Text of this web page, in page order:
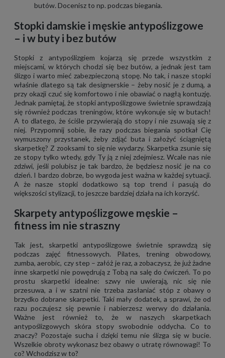
butów. Docenisz to np. podczas biegania.
Stopki damskie i męskie antypoślizgowe
– i w buty i bez butów
Stopki z antypoślizgiem kojarzą się przede wszystkim z
miejscami, w których chodzi się bez butów, a jednak jest tam
ślizgo i warto mieć zabezpieczoną stopę. No tak, i nasze stopki
właśnie dlatego są tak designerskie – żeby nosić je z dumą, a
przy okazji czuć się komfortowo i nie obawiać o nagłą kontuzję.
Jednak pamiętaj, że stopki antypoślizgowe świetnie sprawdzają
się również podczas treningów, które wykonuje się w butach!
A to dlatego, że ściśle przywierają do stopy i nie zsuwają się z
niej. Przypomnij sobie, ile razy podczas biegania spotkał Cię
wymuszony przystanek, żeby zdjąć buta i założyć ściągniętą
skarpetkę? Z zooksami to się nie wydarzy. Skarpetka zsunie się
ze stopy tylko wtedy, gdy Ty ją z niej zdejmiesz. Wcale nas nie
zdziwi, jeśli polubisz je tak bardzo, że będziesz nosić je na co
dzień. I bardzo dobrze, bo wygoda jest ważna w każdej sytuacji.
A że nasze stopki dodatkowo są top trend i pasują do
większości stylizacji, to jeszcze bardziej działa na ich korzyść.
Skarpety antypoślizgowe męskie –
fitness im nie straszny
Tak jest, skarpetki antypoślizgowe świetnie sprawdzą się
podczas zajęć fitnessowych. Pilates, trening obwodowy,
zumba, aerobic, czy step – załóż je raz, a zobaczysz, że już żadne
inne skarpetki nie powędrują z Tobą na salę do ćwiczeń. To po
prostu skarpetki idealne: szwy nie uwierają, nic się nie
przesuwa, a i w szatni nie trzeba zasłaniać stóp z obawy o
brzydko dobrane skarpetki. Taki mały dodatek, a sprawi, że od
razu poczujesz się pewnie i nabierzesz werwy do działania.
Ważne jest również to, że w naszych skarpetkach
antypoślizgowych skóra stopy swobodnie oddycha. Co to
znaczy? Pozostaje sucha i dzięki temu nie ślizga się w bucie.
Wszelkie obroty wykonasz bez obawy o utratę równowagi! To
co? Wchodzisz w to?